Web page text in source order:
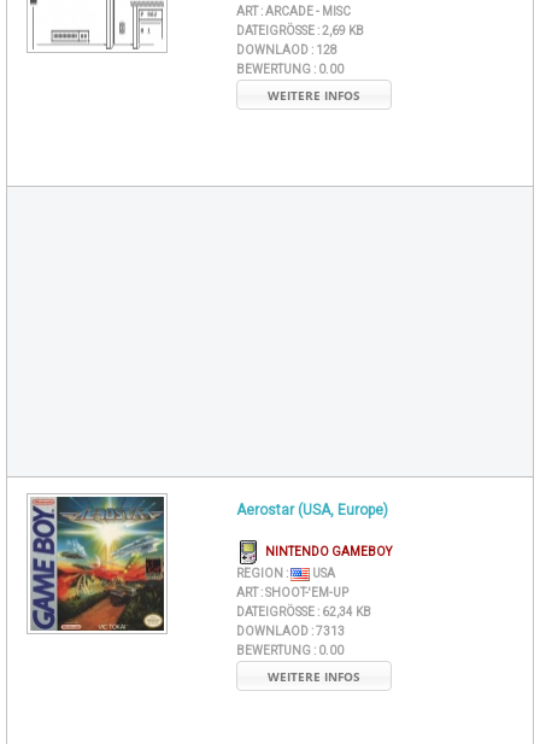
ART :ARCADE - MISC
DATEIGRÖSSE : 2,69 KB
DOWNLAOD : 128
BEWERTUNG : 0.00
WEITERE INFOS
Aerostar (USA, Europe)
NINTENDO GAMEBOY
REGION :
USA
ART :SHOOT-'EM-UP
DATEIGRÖSSE : 62,34 KB
DOWNLAOD :7313
BEWERTUNG : 0.00
WEITERE INFOS